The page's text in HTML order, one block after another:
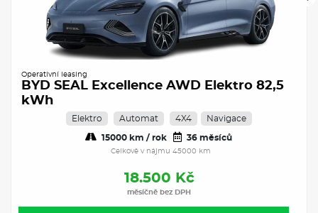
Operativní leasing
BYD SEAL Excellence AWD Elektro 82,5
kWh
Elektro Automat 4X4 Navigace
15000 km / rok 36 měsíců
Celkově v nájmu 45000 km
18.500 Kč
měsíčně bez DPH